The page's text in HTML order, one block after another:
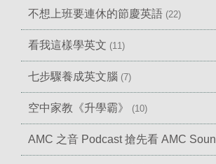
不想上班要連休的節慶英語 (22)
看我這樣學英文 (11)
七步驟養成英文腦 (7)
空中家教《升學霸》 (10)
AMC 之音 Podcast 搶先看 AMC